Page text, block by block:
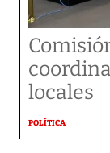
locales
POLÍTICA